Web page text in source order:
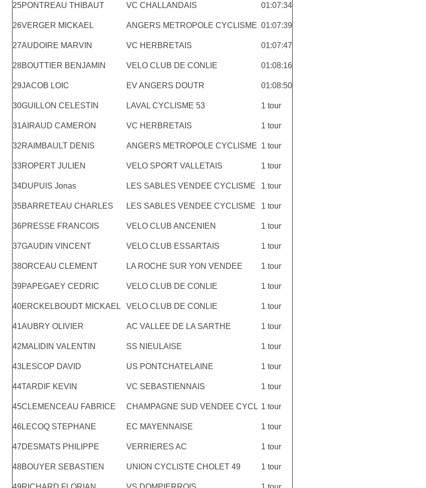
25PONTREAU THIBAUT VC CHALLANDAIS 01:07:34
26VERGER MICKAEL ANGERS METROPOLE CYCLISME 01:07:39
27AUDOIRE MARVIN VC HERBRETAIS 01:07:47
28BOUTTIER BENJAMIN VELO CLUB DE CONLIE 01:08:16
29JACOB LOIC EV ANGERS DOUTR 01:08:50
30GUILLON CELESTIN LAVAL CYCLISME 53 1 tour
31AIRAUD CAMERON VC HERBRETAIS 1 tour
32RAIMBAULT DENIS ANGERS METROPOLE CYCLISME 1 tour
33ROPERT JULIEN VELO SPORT VALLETAIS 1 tour
34DUPUIS Jonas LES SABLES VENDEE CYCLISME 1 tour
35BARRETEAU CHARLES LES SABLES VENDEE CYCLISME 1 tour
36PRESSE FRANCOIS VELO CLUB ANCENIEN 1 tour
37GAUDIN VINCENT VELO CLUB ESSARTAIS 1 tour
38ORCEAU CLEMENT LA ROCHE SUR YON VENDEE 1 tour
39PAPEGAEY CEDRIC VELO CLUB DE CONLIE 1 tour
40ERCKELBOUDT MICKAEL VELO CLUB DE CONLIE 1 tour
41AUBRY OLIVIER AC VALLEE DE LA SARTHE 1 tour
42MALIDIN VALENTIN SS NIEULAISE 1 tour
43LESCOP DAVID US PONTCHATELAINE 1 tour
44TARDIF KEVIN VC SEBASTIENNAIS 1 tour
45CLEMENCEAU FABRICE CHAMPAGNE SUD VENDEE CYCL 1 tour
46LECOQ STEPHANE EC MAYENNAISE 1 tour
47DESMATS PHILIPPE VERRIERES AC 1 tour
48BOUYER SEBASTIEN UNION CYCLISTE CHOLET 49 1 tour